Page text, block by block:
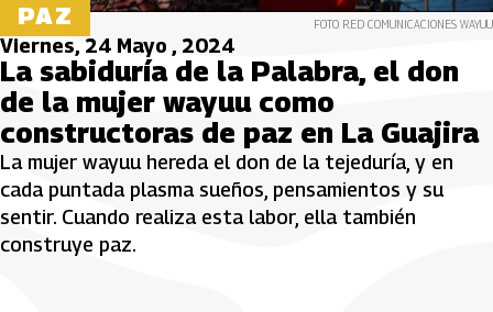
PAZ FOTO RED COMUNICACIONES WAYUU
Viernes, 24 Mayo , 2024
La sabiduría de la Palabra, el don
de la mujer wayuu como
constructoras de paz en La Guajira
La mujer wayuu hereda el don de la tejeduría, y en
cada puntada plasma sueños, pensamientos y su
sentir. Cuando realiza esta labor, ella también
construye paz.